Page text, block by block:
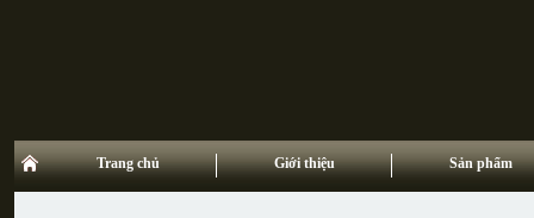
Trang chủ Giới thiệu Sản phẩm